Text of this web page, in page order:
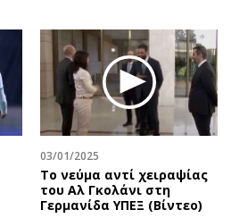
03/01/2025
Το νεύμα αντί χειραψίας
του Αλ Γκολάνι στη
Γερμανίδα ΥΠΕΞ (Βίντεο)